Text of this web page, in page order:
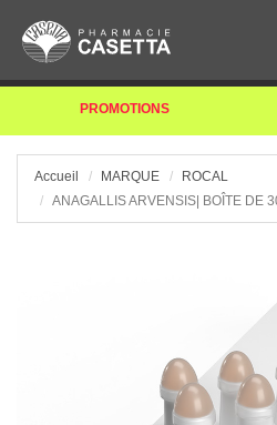
PROMOTIONS
Accueil MARQUE
ROCAL
ANAGALLIS ARVENSIS| BOÎTE DE